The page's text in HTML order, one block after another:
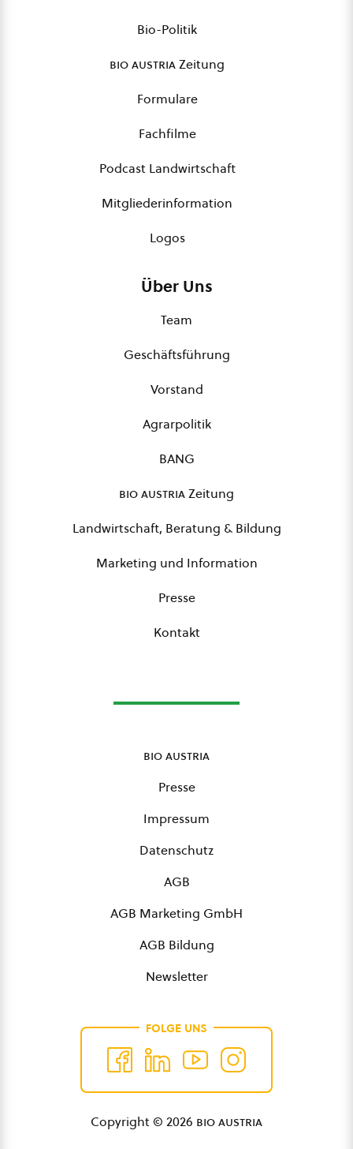
Bio-Politik
bio austriaZeitung
Formulare
Fachfilme
Podcast Landwirtschaft
Mitgliederinformation
Logos
Über Uns
Team
Geschäftsführung
Vorstand
Agrarpolitik
BANG
bio austriaZeitung
Landwirtschaft, Beratung & Bildung
Marketing und Information
Presse
Kontakt
bio austria
Presse
Impressum
Datenschutz
AGB
AGB Marketing GmbH
AGB Bildung
Newsletter
FOLGE UNS
Copyright © 2026 bio austria